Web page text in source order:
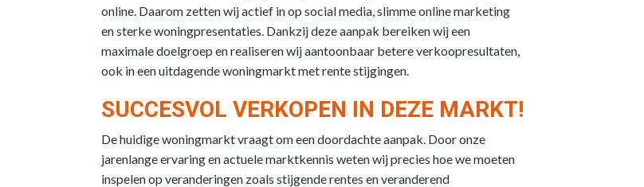
online. Daarom zetten wij actief in op social media, slimme online marketing
en sterke woningpresentaties. Dankzij deze aanpak bereiken wij een
maximale doelgroep en realiseren wij aantoonbaar betere verkoopresultaten,
ook in een uitdagende woningmarkt met rente stijgingen.
SUCCESVOL VERKOPEN IN DEZE MARKT!
De huidige woningmarkt vraagt om een doordachte aanpak. Door onze
jarenlange ervaring en actuele marktkennis weten wij precies hoe we moeten
inspelen op veranderingen zoals stijgende rentes en veranderend